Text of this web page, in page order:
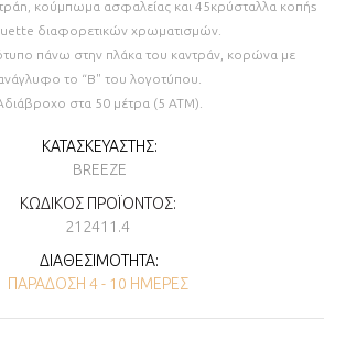
κούμπωμα ασφαλείας και 45κρύσταλλα κοπήs
διαφορετικών χρωματισμών.
πάνω στην πλάκα του καντράν, κορώνα με
το “B" του λογοτύπου.
στα 50 μέτρα (5 ΑΤΜ).
ΚΑΤΑΣΚΕΥΑΣΤΉΣ:
BREEZE
ΚΩΔΙΚΌΣ ΠΡΟΪΌΝΤΟΣ:
212411.4
ΔΙΑΘΕΣΙΜΌΤΗΤΑ:
ΠΑΡΆΔΟΣΗ 4 - 10 ΗΜΈΡΕΣ